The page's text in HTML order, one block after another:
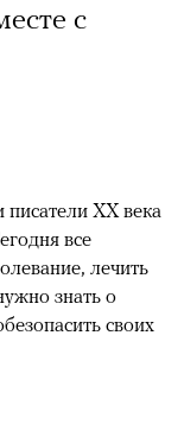
с
XX века
все
лечить
знать о
своих